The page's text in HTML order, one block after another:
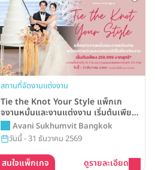
สถานที่จัดงานแต่งงาน
Tie the Knot Your Style แพ็กเก
จงานหมั้นและงานแต่งงาน เริ่มต้นเพียง
259,999 บาท จากโรงแรม Avani
Sukhumvit Bangkok
Avani Sukhumvit Bangkok
วันนี้ - 31 ธันวาคม 2569
สนใจแพ็กเกจ ดูรายละเอียด